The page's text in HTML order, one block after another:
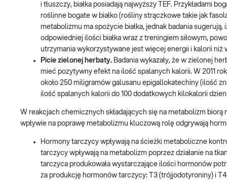
i tłuszczy, białka posiadają najwyższy TEF. Przykładami
roślinne bogate w białko (rośliny strączkowe takie jak
metabolizmu ma spożycie białka, jednak badania
odpowiedniej ilości białka wraz z treningiem siłowym,
utrzymania wykorzystywane jest więcej energii i kalorii niż
Picie zielonej herbaty. Badania wykazały, że w zielonej
mieć pozytywny efekt na ilość spalanych kalorii. W 2011
około 250 miligramów galusanu epigallokatechiny (ilość
ilość spalanych kalorii do 100 dodatkowych kilokalorii
W reakcjach chemicznych składających się na metabolizm
wpływie na poprawę metabolizmu kluczową rolę odgrywają
Hormony tarczycy wpływają na ścieżki metaboliczne
tarczycy wpływają na metabolizm poprzez działanie na
tarczyca produkowała wystarczające ilości hormonów
za produkcję hormonów tarczycy: T3 (trójjodotyroniny) i